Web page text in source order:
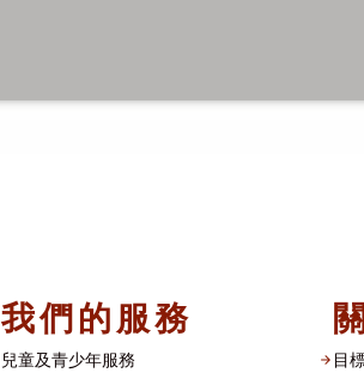
我們的服務
兒童及青少年服務
目